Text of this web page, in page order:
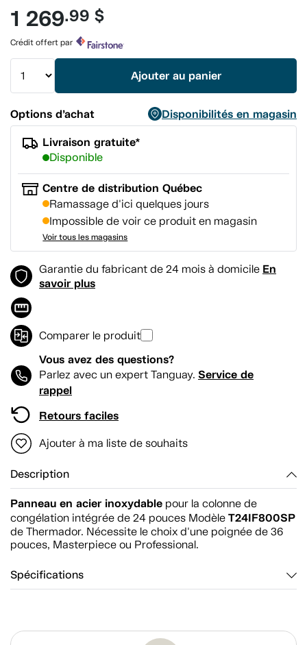
pour
ce
produit.
Lien
vers
page.
1 269.99 $
Crédit offert par
Ajouter au panier
Options d’achat
Disponibilités en magasin
Livraison gratuite*
Disponible
Centre de distribution Québec
Ramassage d'ici quelques jours
Impossible de voir ce produit en magasin
Voir tous les magasins
Garantie du fabricant de 24 mois à domicile En
savoir plus
Comparer le produit
Vous avez des questions?
Parlez avec un expert Tanguay. Service de
rappel
Retours faciles
Ajouter à ma liste de souhaits
Description
Panneau en acier inoxydable pour la colonne de
congélation intégrée de 24 pouces Modèle T24IF800SP
de Thermador. Nécessite le choix d'une poignée de 36
pouces, Masterpiece ou Professional.
Spécifications